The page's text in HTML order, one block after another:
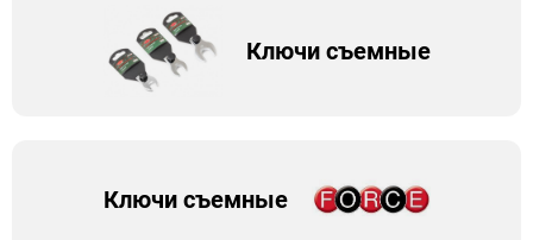
Ключи съемные
Ключи съемные